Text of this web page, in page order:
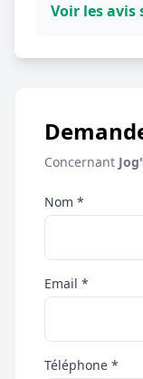
Voir les avis
Concernant
Nom *
Email *
Téléphone *